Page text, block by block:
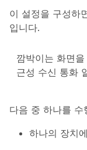
이 설정을 구성하
입니다.
깜박이는 화면
근성 수신 통화
다음 중 하나를 수
하나의 장치